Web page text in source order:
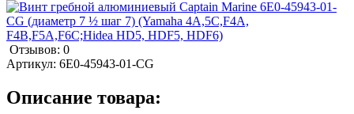
Отзывов: 0
Артикул: 6E0-45943-01-CG
Описание товара: